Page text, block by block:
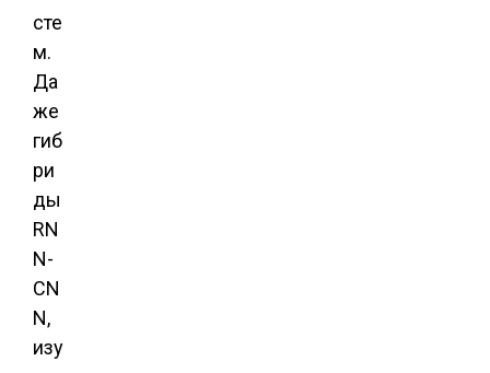
сте
м.
Да
же
гиб
ри
ды
RN
N-
CN
N,
изу